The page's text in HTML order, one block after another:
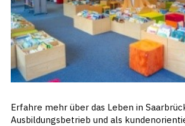
Erfahre mehr über das Leben in
Ausbildungsbetrieb und als